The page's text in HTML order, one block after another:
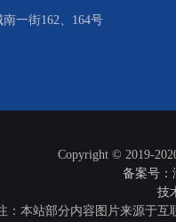
一街162、164号
Copyright © 2019-
备案号：
技
：本站部分内容图片来源于